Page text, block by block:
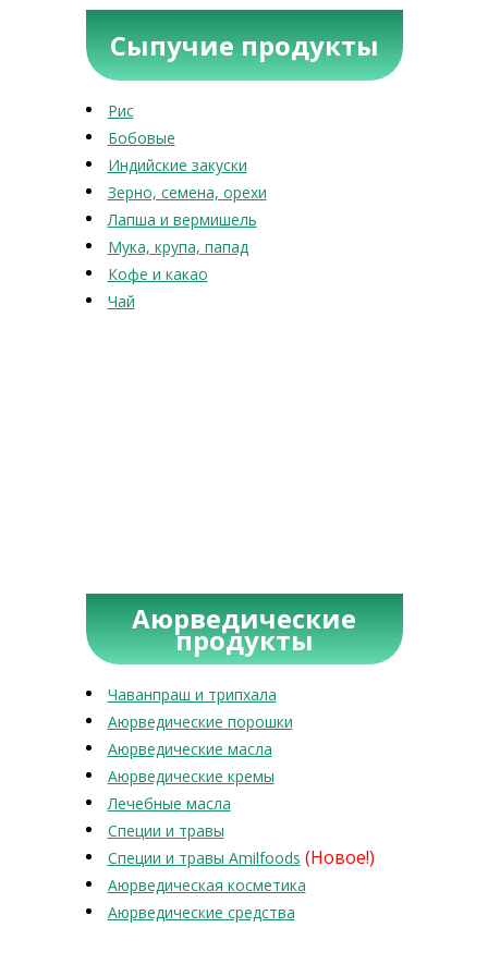
Сыпучие продукты
Рис
Бобовые
Индийские закуски
Зерно, семена, орехи
Лапша и вермишель
Мука, крупа, папад
Кофе и какао
Чай
Аюрведические
продукты
Чаванпраш и трипхала
Аюрведические порошки
Аюрведические масла
Аюрведические кремы
Лечебные масла
Специи и травы
Специи и травы Amilfoods (Новое!)
Аюрведическая косметика
Аюрведические средства